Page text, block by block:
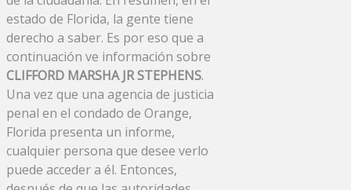
estado de Florida, la gente tiene
derecho a saber. Es por eso que a
continuación ve información sobre
CLIFFORD MARSHA JR STEPHENS.
Una vez que una agencia de justicia
penal en el condado de Orange,
Florida presenta un informe,
cualquier persona que desee verlo
puede acceder a él. Entonces,